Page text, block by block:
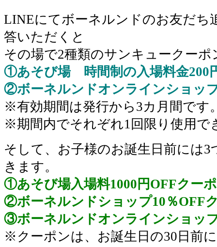
LINEにてボーネルンドのお友だち
答いただくと
その場で2種類のサンキュークー
①あそび場 時間制の入場料金200
②ボーネルンドオンラインショッ
※有効期間は発行から3カ月間です
※期間内でそれぞれ1回限り使用で
そして、お子様のお誕生日前には
きます。
①あそび場入場料1000円OFFクー
②ボーネルンドショップ10％OFF
③ボーネルンドオンラインショッ
※クーポンは、お誕生日の30日前